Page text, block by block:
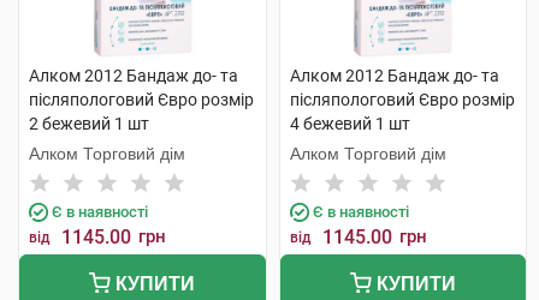
Алком 2012 Бандаж до- та
післяпологовий Євро розмір
2 бежевий 1 шт
Алком Торговий дім
Є в наявності
від 1145.00 грн
КУПИТИ
Алком 2012 Бандаж до- та
післяпологовий Євро розмір
4 бежевий 1 шт
Алком Торговий дім
Є в наявності
від 1145.00 грн
КУПИТИ